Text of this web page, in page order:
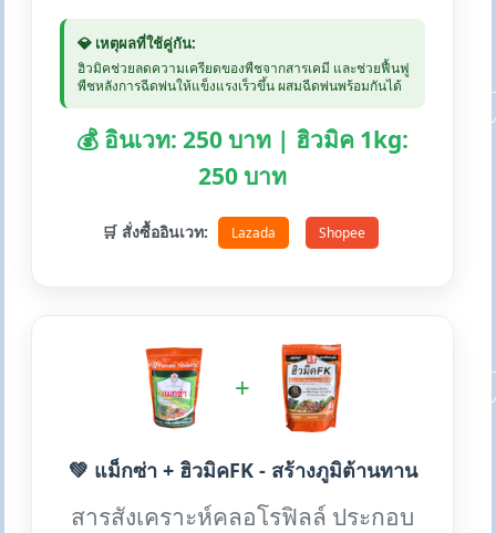
💎 เหตุผลที่ใช้คู่กัน:
ฮิวมิคช่วยลดความเครียดของพืชจากสารเคมี และช่วยฟื้นฟู
พืชหลังการฉีดพ่นให้แข็งแรงเร็วขึ้น ผสมฉีดพ่นพร้อมกันได้
💰 อินเวท: 250 บาท | ฮิวมิค 1kg:
250 บาท
🛒 สั่งซื้ออินเวท: Lazada Shopee
+
💚 แม็กซ่า + ฮิวมิคFK - สร้างภูมิต้านทาน
สารสังเคราะห์คลอโรฟิลล์ ประกอบ